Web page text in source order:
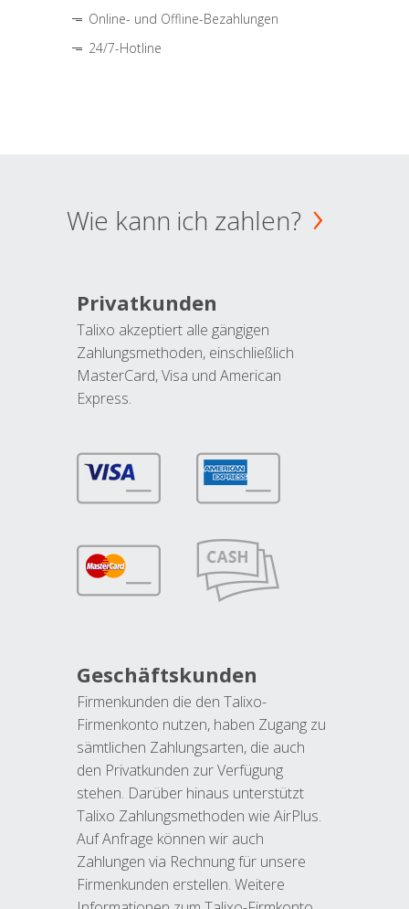
Online- und Offline-Bezahlungen
24/7-Hotline
Wie kann ich zahlen?
Privatkunden
Talixo akzeptiert alle gängigen
Zahlungsmethoden, einschließlich
MasterCard, Visa und American
Express.
Geschäftskunden
Firmenkunden die den Talixo-
Firmenkonto nutzen, haben Zugang zu
sämtlichen Zahlungsarten, die auch
den Privatkunden zur Verfügung
stehen. Darüber hinaus unterstützt
Talixo Zahlungsmethoden wie AirPlus.
Auf Anfrage können wir auch
Zahlungen via Rechnung für unsere
Firmenkunden erstellen. Weitere